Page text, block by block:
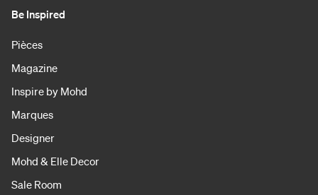
Be Inspired
Pièces
Magazine
Inspire by Mohd
Marques
Designer
Mohd & Elle Decor
Sale Room